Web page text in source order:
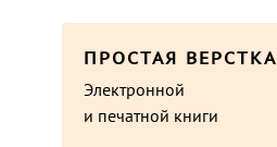
ПРОСТАЯ ВЕРСТКА
Электронной
и печатной книги